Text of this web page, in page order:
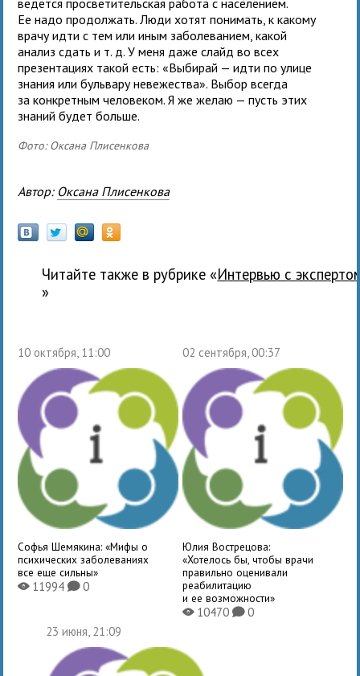
Ее надо продолжать. Люди хотят понимать, к какому
врачу идти с тем или иным заболеванием, какой
анализ сдать и т. д. У меня даже слайд во всех
презентациях такой есть: «Выбирай — идти по улице
знания или бульвару невежества». Выбор всегда
за конкретным человеком. Я же желаю — пусть этих
знаний будет больше.
Фото: Оксана Плисенкова
Автор: Оксана Плисенкова
Читайте также в рубрике «
Интервью с
»
10 октября, 11:00
Софья Шемякина: «Мифы о
психических заболеваниях
все еще сильны»
X11994K0
02 сентября, 00:37
Юлия Вострецова:
«Хотелось бы, чтобы врачи
правильно оценивали
реабилитацию
и ее возможности»
X10470 K0
23 июня, 21:09